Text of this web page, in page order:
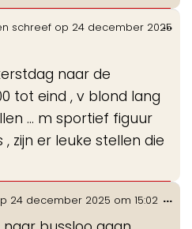
schreef op 24 december 2025
naar de
tot eind , v blond lang
… m sportief figuur
zijn er leuke stellen die
...
24 december 2025 om 15:02 ...